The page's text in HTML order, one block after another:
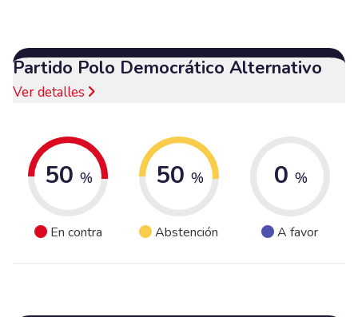
Partido Polo Democrático Alternativo
Ver detalles
50 %
En contra
50 %
Abstención
0 %
A favor